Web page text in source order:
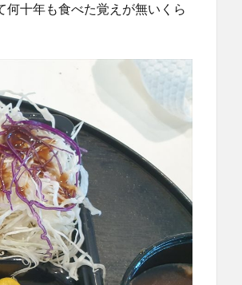
十年も食べた覚えが無いくら